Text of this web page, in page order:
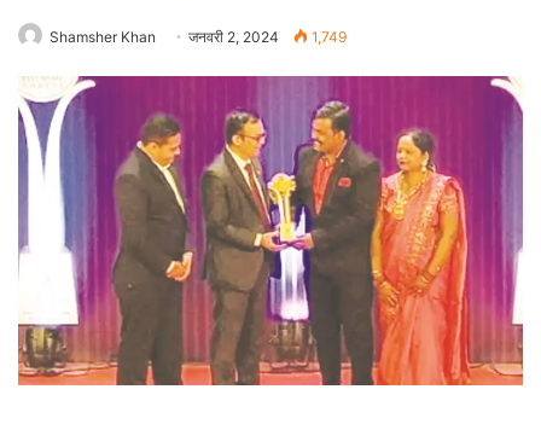
Shamsher Khan जनवरी 2, 2024 1,749